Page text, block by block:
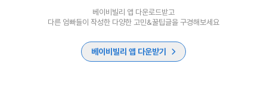
베이비빌리 앱 다운로드받고
다른 엄빠들이 작성한 다양한 고민&꿀팁글을 구경해보세요
베이비빌리 앱 다운받기